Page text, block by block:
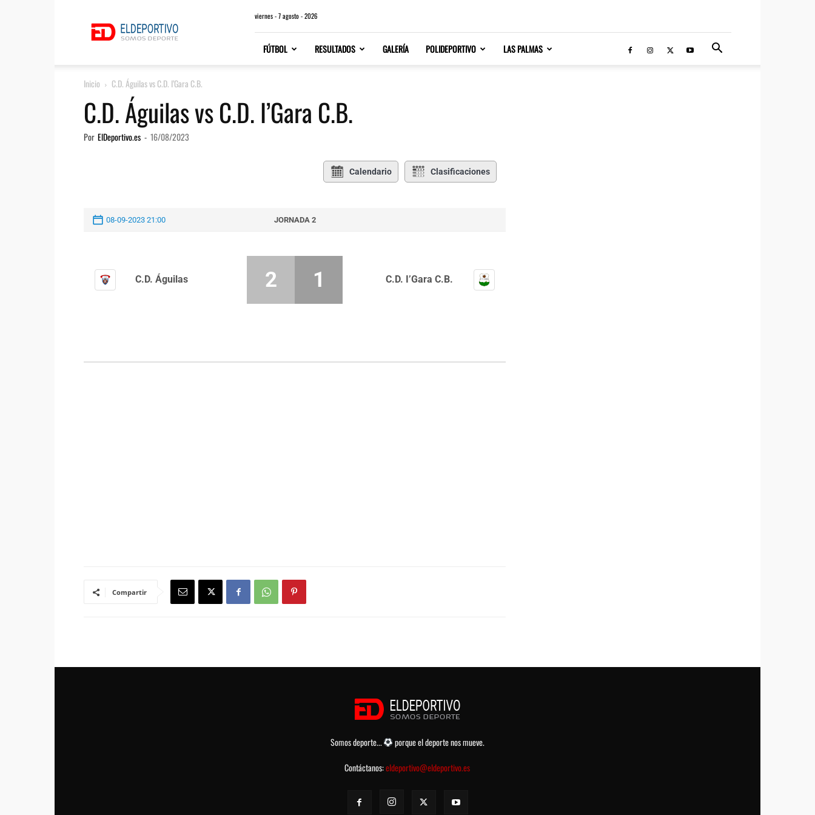
viernes - 7 agosto - 2026
FÚTBOL RESULTADOS GALERÍA POLIDEPORTIVO LAS PALMAS
Inicio C.D. Águilas vs C.D. I’Gara C.B.
C.D. Águilas vs C.D. I’Gara C.B.
Por ElDeportivo.es - 16/08/2023
Calendario Clasificaciones
08-09-2023 21:00 JORNADA 2
C.D. Águilas C.D. I’Gara C.B.
2 1
Compartir
Somos deporte...
porque el deporte nos mueve.
Contáctanos:eldeportivo@eldeportivo.es